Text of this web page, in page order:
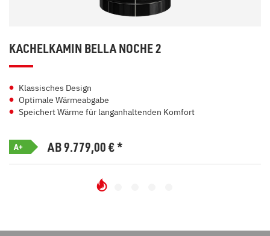
KACHELKAMIN BELLA NOCHE 2
Klassisches Design
Optimale Wärmeabgabe
Speichert Wärme für langanhaltenden Komfort
A+ AB 9.779,00€*